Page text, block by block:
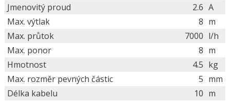
Jmenovitý proud
2.6 A
Max. výtlak
8 m
Max. průtok
7000 l/h
Max. ponor
8 m
Hmotnost
4.5 kg
Max. rozměr pevných částic
5 mm
Délka kabelu
10 m